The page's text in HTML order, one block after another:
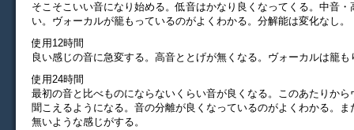
そこそこいい音になり始める。低音はかなり良くなってくる。中音
い。ヴォーカルが籠もっているのがよくわかる。分解能は変化なし。
使用12時間
良い感じの音に急変する。高音ととげが無くなる。ヴォーカルは籠も
使用24時間
最初の音と比べものにならないくらい音が良くなる。このあたりから
聞こえるようになる。音の分離が良くなっているのがよくわかる。ま
無いような感じがする。